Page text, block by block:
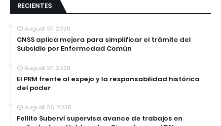
RECIENTES
August 07, 2026
CNSS aplica mejora para simplificar el trámite del
Subsidio por Enfermedad Común
August 07, 2026
El PRM frente al espejo y la responsabilidad histórica
del poder
August 06, 2026
Fellito Suberví supervisa avance de trabajos en